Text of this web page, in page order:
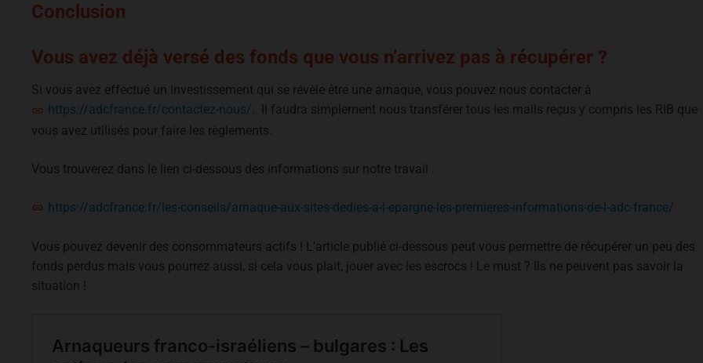
Conclusion
Vous avez déjà versé des fonds que vous n’arrivez pas à récupérer ?
Si vous avez effectué un investissement qui se révèle être une arnaque, vous pouvez nous contacter à
https://adcfrance.fr/contactez-nous/ . Il faudra simplement nous transférer tous les mails reçus y compris les RIB que
vous avez utilisés pour faire les règlements.
Vous trouverez dans le lien ci-dessous des informations sur notre travail :
https://adcfrance.fr/les-conseils/arnaque-aux-sites-dedies-a-l-epargne-les-premieres-informations-de-l-adc-france/
Vous pouvez devenir des consommateurs actifs ! L’article publié ci-dessous peut vous permettre de récupérer un peu des
fonds perdus mais vous pourrez aussi, si cela vous plait, jouer avec les escrocs ! Le must ? Ils ne peuvent pas savoir la
situation !